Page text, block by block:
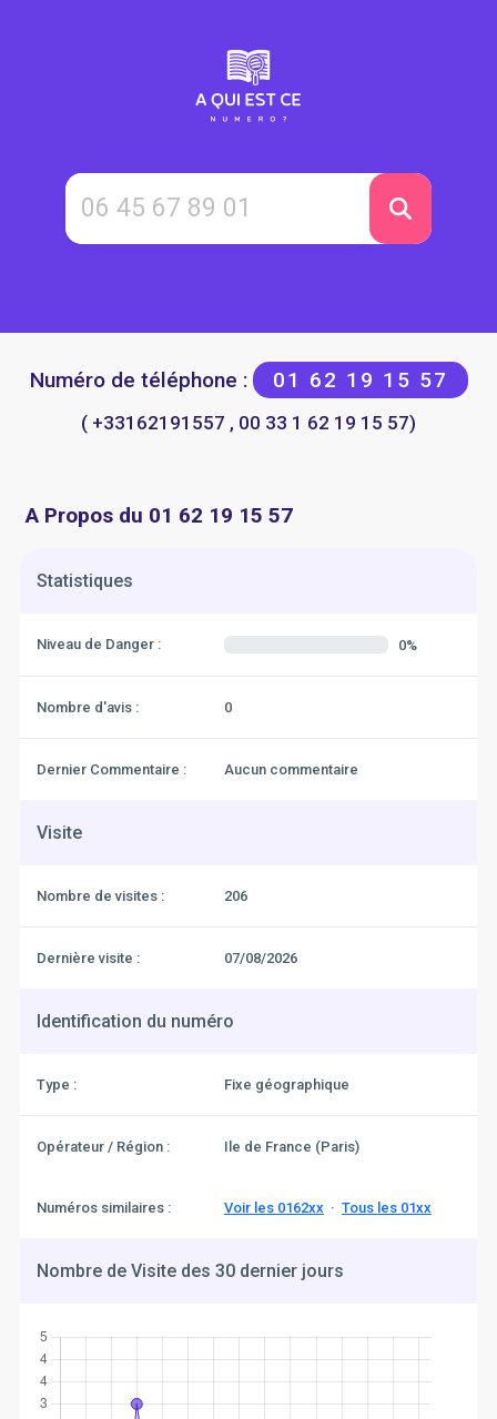
Numéro de téléphone : 01 62 19 15 57
( +33162191557 , 00 33 1 62 19 15 57)
A Propos du 01 62 19 15 57
Statistiques
Niveau de Danger : 0%
Nombre d'avis : 0
Dernier Commentaire : Aucun commentaire
Visite
Nombre de visites : 206
Dernière visite : 07/08/2026
Identification du numéro
Type : Fixe géographique
Opérateur / Région : Ile de France (Paris)
Numéros similaires : Voir les 0162xx· Tous les 01xx
Nombre de Visite des 30 dernier jours